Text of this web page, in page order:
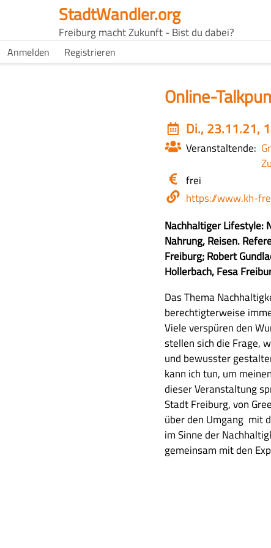
StadtWandler.org
Freiburg macht Zukunft - Bist du dabei?
H4C
Main
H4C
Anmelden Registrieren
Online-
Event
date
Di., 23.11.21,
Veranstaltende
Eintritt
/
frei
Webseite
https://www.kh-
Z
u
s
a
m
e
n
f
a
s
s
u
n
g
Nachhaltiger Lifestyle:
Nahrung, Reisen.
Freiburg; Robert
Hollerbach, Fesa
A
u
s
f
ü
h
r
l
i
c
h
Das Thema
berechtigterweise
Viele verspüren den
stellen sich die Frage,
und bewusster
kann ich tun, um
dieser Veranstaltung
Stadt Freiburg, von
über den Umgang mit
im Sinne der
gemeinsam mit den